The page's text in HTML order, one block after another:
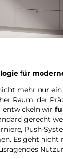
für
mehr nur
Raum, der
entwickeln wir
gerecht
Push-
Es geht nicht